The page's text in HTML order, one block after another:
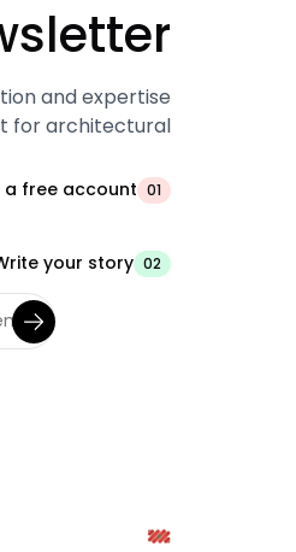
and expertise
for architectural.
01
a free account
02
your story